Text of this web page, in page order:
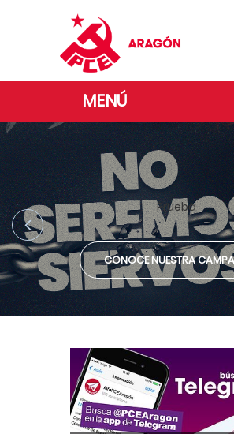
Prueba
CONOCE NUESTRA